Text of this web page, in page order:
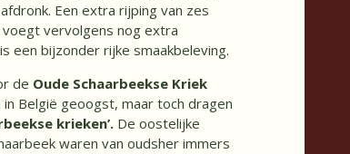
Een extra rijping van zes
vervolgens nog extra
een bijzonder rijke smaakbeleving.
de Oude Schaarbeekse Kriek
België geoogst, maar toch dragen
krieken’. De oostelijke
waren van oudsher immers